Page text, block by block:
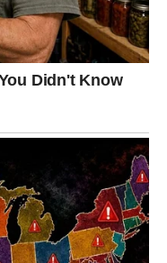
mira, sreće i
trenuci.